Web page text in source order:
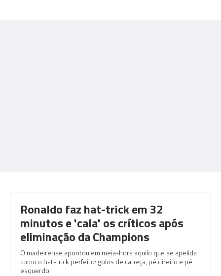
Ronaldo faz hat-trick em 32
minutos e 'cala' os críticos após
eliminação da Champions
O madeirense apontou em meia-hora aquilo que se apelida
como o hat-trick perfeito: golos de cabeça, pé direito e pé
esquerdo